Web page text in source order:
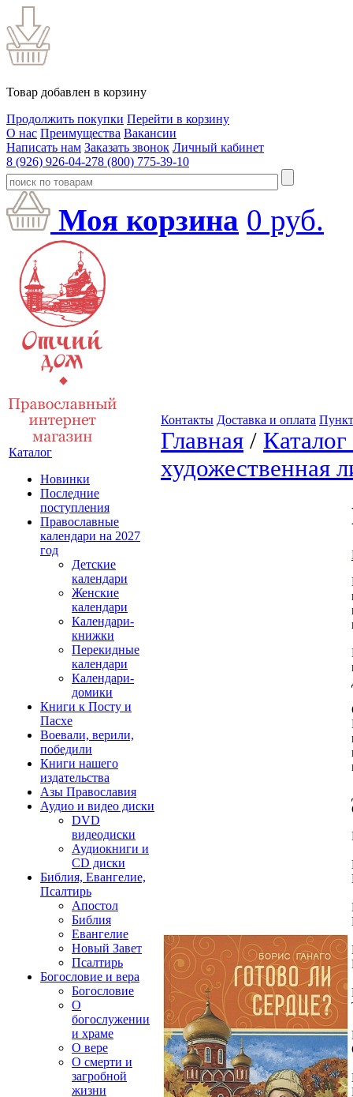
Товар добавлен в корзину
Продолжить покупки Перейти в корзину
О нас Преимущества Вакансии
Написать нам Заказать звонок Личный кабинет
8 (926) 926-04-278 (800) 775-39-10
Моя корзина 0 руб.
Каталог
Новинки
Последние
поступления
Православные
календари на 2027
год
Детские
календари
Женские
календари
Календари-
книжки
Перекидные
календари
Календари-
домики
Книги к Посту и
Пасхе
Воевали, верили,
победили
Книги нашего
издательства
Азы Православия
Аудио и видео диски
DVD
видеодиски
Аудиокниги и
CD диски
Библия, Евангелие,
Псалтирь
Апостол
Библия
Евангелие
Новый Завет
Псалтирь
Богословие и вера
Богословие
О
богослужении
и храме
О вере
О смерти и
загробной
жизни
Контакты Доставка и оплата
Главная /
художественная